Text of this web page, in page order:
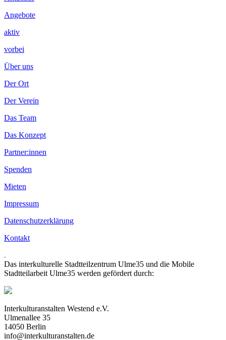
Angebote
aktiv
vorbei
Über uns
Der Ort
Der Verein
Das Team
Das Konzept
Partner:innen
Spenden
Mieten
Impressum
Datenschutzerklärung
Kontakt
.
Das interkulturelle Stadtteilzentrum Ulme35 und die Mobile
Stadtteilarbeit Ulme35 werden gefördert durch:
Interkulturanstalten Westend e.V.
Ulmenallee 35
14050 Berlin
info@interkulturanstalten.de